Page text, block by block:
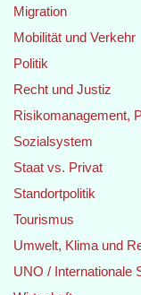
Migration
Mobilität und Verkehr
Politik
Recht und Justiz
Risikomanagement,
Sozialsystem
Staat vs. Privat
Standortpolitik
Tourismus
Umwelt, Klima und
UNO / Internationale